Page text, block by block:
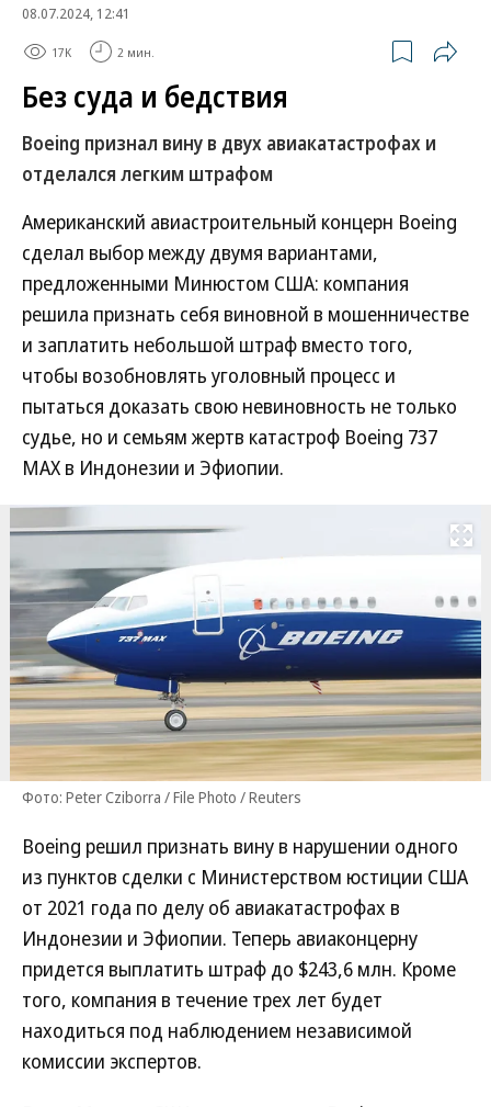
08.07.2024, 12:41
17K 2 мин.
Без суда и бедствия
Boeing признал вину в двух авиакатастрофах и
отделался легким штрафом
Американский авиастроительный концерн Boeing
сделал выбор между двумя вариантами,
предложенными Минюстом США: компания
решила признать себя виновной в мошенничестве
и заплатить небольшой штраф вместо того,
чтобы возобновлять уголовный процесс и
пытаться доказать свою невиновность не только
судье, но и семьям жертв катастроф Boeing 737
MAX в Индонезии и Эфиопии.
Развернуть
Фото: Peter Cziborra / File Photo / Reuters
Boeing решил признать вину в нарушении одного
из пунктов сделки с Министерством юстиции США
от 2021 года по делу об авиакатастрофах в
Индонезии и Эфиопии. Теперь авиаконцерну
придется выплатить штраф до $243,6 млн. Кроме
того, компания в течение трех лет будет
находиться под наблюдением независимой
комиссии экспертов.